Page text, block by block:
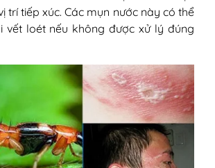
trí tiếp xúc. Các mụn nước này có thể
vết loét nếu không được xử lý đúng